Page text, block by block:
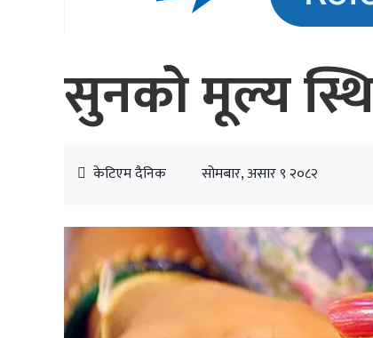
सुनको मूल्य
केटिएम दैनिक सोमबार, असार ९ २०८२